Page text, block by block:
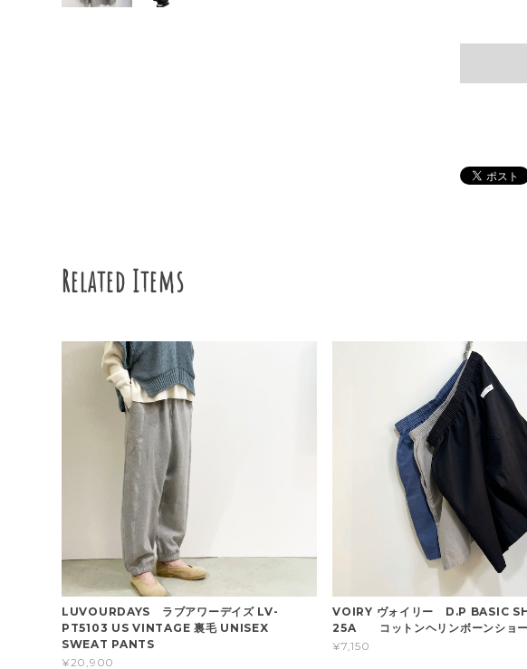
Related Items
LUVOURDAYS ラブアワーデイズ LV-
PT5103 US VINTAGE 裏毛 UNISEX
SWEAT PANTS
¥20,900
VOIRY ヴォイリー D.P BASIC
25A コットンヘリンボーンショ
¥7,150